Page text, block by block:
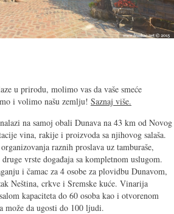
u prirodu, molimo vas da vaše smeće
i volimo našu zemlju! Saznaj više.
na samoj obali Dunava na 43 km od Novog
vina, rakije i proizvoda sa njihovog salaša.
raznih proslava uz tamburaše,
vrste događaja sa kompletnom uslugom.
i čamac za 4 osobe za plovidbu Dunavom,
Neština, crkve i Sremske kuće. Vinarija
kapaciteta do 60 osoba kao i otvorenom
može da ugosti do 100 ljudi.